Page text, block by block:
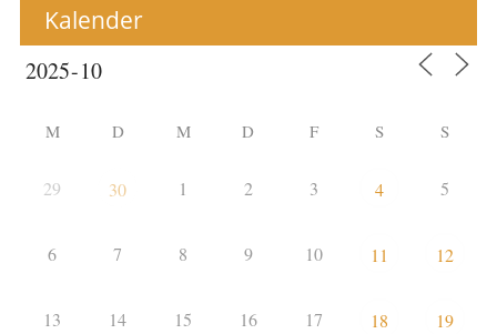
Kalender
M D M D F S S
29 30 1 2 3 4 5
6 7 8 9 10 11 12
13 14 15 16 17 18 19